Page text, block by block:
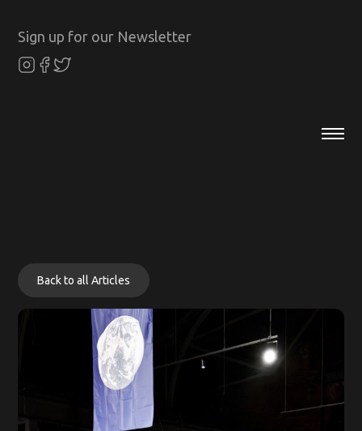
Sign up for our Newsletter
Back to all Articles